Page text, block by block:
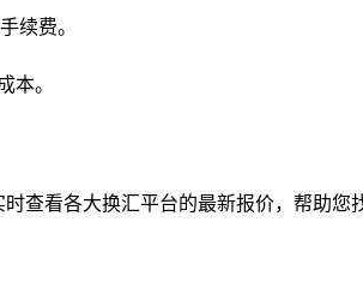
续费。
本。
时查看各大换汇平台的最新报价，帮助